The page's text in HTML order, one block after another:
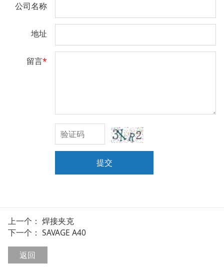
公司名称
地址
留言*
提交
上一个： 焊接夹克
下一个： SAVAGE A40
返回